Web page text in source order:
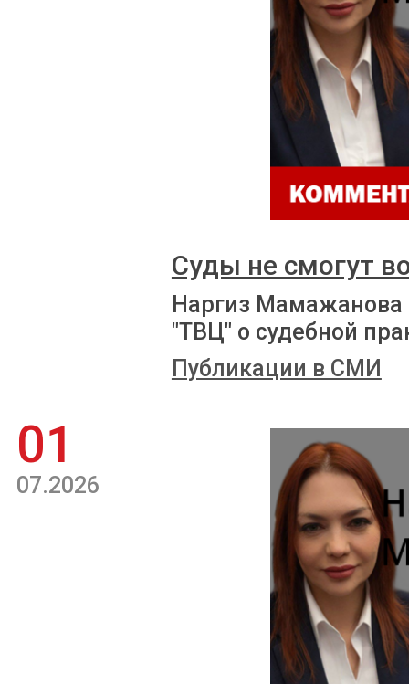
Суды не смогут
Наргиз Мамажанова
"ТВЦ" о судебной
Публикации в СМИ
01
07.2026